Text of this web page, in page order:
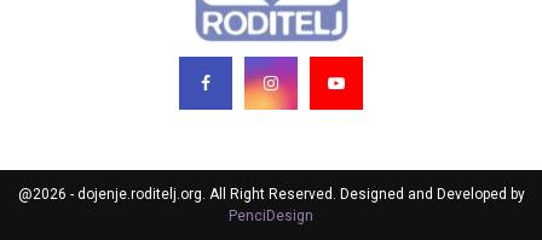
@2026 - dojenje.roditelj.org. All Right Reserved. Designed and Developed by
PenciDesign